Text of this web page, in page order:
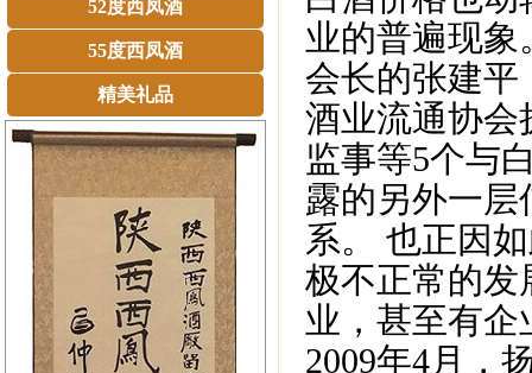
52度西凤酒
55度西凤酒
精美礼品
业的普遍现象
会长的张建平
酒业流通协会
监事等5个与
露的另外一
系。 也正因
极不正常的发
业，甚至有企
2009年4月，